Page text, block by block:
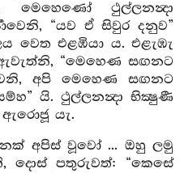
මෙහෙණෝ ථුල්ලනන්‍දා
“යව ඒ සිවුර දනුව”
වෙත එළඹියා ය. එළැඹැ
“මෙහෙණ සඟනට
අපි මෙහෙණ සඟනට
යි. ථුල්ලනන්‍දා භික්‍ෂුණී
යැ.
අපිස් වූවෝ ... ඔහු ලමු
දොස් පතුරුවත්: “කෙසේ